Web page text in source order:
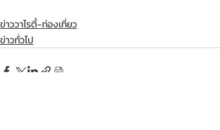
ข่าววาไรตี้-ท่องเที่ยว
ข่าวทั่วไป